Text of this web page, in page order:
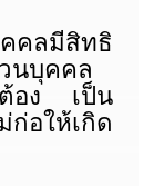
คลมีสิทธิ
นบุคคล
ต้อง เป็น
อให้เกิด